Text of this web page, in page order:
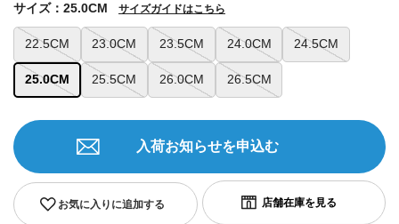
22.5CM 23.0CM 23.5CM 24.0CM 24.5CM
25.0CM 25.5CM 26.0CM 26.5CM
サイズ：25.0CM サイズガイドはこちら
お気に入りに追加する
入荷お知らせを申込む